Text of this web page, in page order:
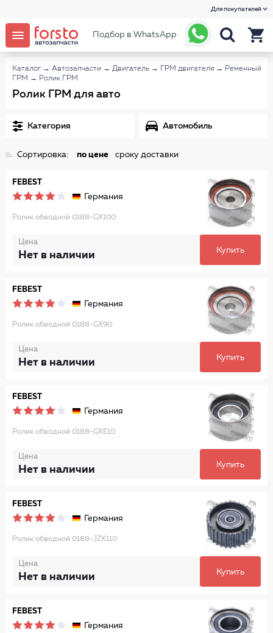
Для покупателей
Подбор в WhatsApp
Каталог → Автозапчасти → Двигатель → ГРМ двигателя → Ременный
ГРМ → Ролик ГРМ
Ролик ГРМ для авто
Категория Автомобиль
Сортировка: по цене сроку доставки
FEBEST
Германия
Ролик обводной 0188-GX100
Цена
Нет в наличии Купить
FEBEST
Германия
Ролик обводной 0188-GX90
Цена
Нет в наличии Купить
FEBEST
Германия
Ролик обводной 0188-GXE10
Цена
Нет в наличии Купить
FEBEST
Германия
Ролик обводной 0188-JZX110
Цена
Нет в наличии Купить
FEBEST
Германия